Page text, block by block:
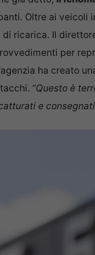
Oltre ai veicoli
ricarica. Il
per
ha creato
“Questo è
e